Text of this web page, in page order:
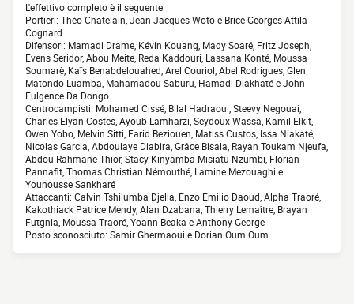
L'effettivo completo è il seguente:
Portieri: Théo Chatelain, Jean-Jacques Woto e Brice Georges Attila
Cognard
Difensori: Mamadi Drame, Kévin Kouang, Mady Soaré, Fritz Joseph,
Evens Seridor, Abou Meite, Reda Kaddouri, Lassana Konté, Moussa
Soumarè, Kaïs Benabdelouahed, Arel Couriol, Abel Rodrigues, Glen
Matondo Luamba, Mahamadou Saburu, Hamadi Diakhaté e John
Fulgence Da Dongo
Centrocampisti: Mohamed Cissé, Bilal Hadraoui, Steevy Negouai,
Charles Elyan Costes, Ayoub Lamharzi, Seydoux Wassa, Kamil Elkit,
Owen Yobo, Melvin Sitti, Farid Beziouen, Matiss Custos, Issa Niakaté,
Nicolas Garcia, Abdoulaye Diabira, Grâce Bisala, Rayan Toukam Njeufa,
Abdou Rahmane Thior, Stacy Kinyamba Misiatu Nzumbi, Florian
Pannafit, Thomas Christian Némouthé, Lamine Mezouaghi e
Younousse Sankharé
Attaccanti: Calvin Tshilumba Djella, Enzo Emilio Daoud, Alpha Traoré,
Kakothiack Patrice Mendy, Alan Dzabana, Thierry Lemaître, Brayan
Futgnia, Moussa Traoré, Yoann Beaka e Anthony George
Posto sconosciuto: Samir Ghermaoui e Dorian Oum Oum